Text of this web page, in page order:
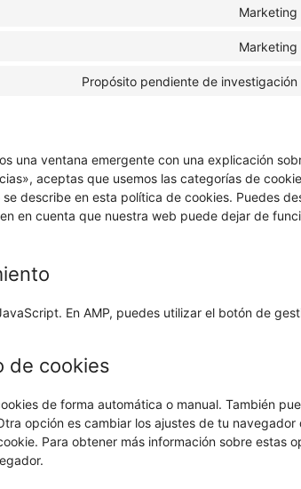
Marketing
Marketing
Propósito pendiente de investigación
una ventana emergente con una explicación
aceptas que usemos las categorías de
describe en esta política de cookies. Puedes
en cuenta que nuestra web puede dejar de
En AMP, puedes utilizar el botón de
de cookies
de forma automática o manual. También
opción es cambiar los ajustes de tu navegador
Para obtener más información sobre estas